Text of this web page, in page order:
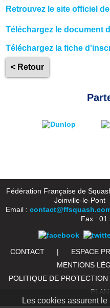
Retrouvez le site officiel
Téléchargez le document
Téléchargez la fiche
< Retour
Fédération Française de
Joinville-le-Pont
Email :
Fax : 01
CONTACT | ESPACE
MENTIONS
POLITIQUE DE
Les cookies assurent